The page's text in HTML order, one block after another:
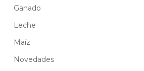
Ganado
Leche
Maíz
Novedades